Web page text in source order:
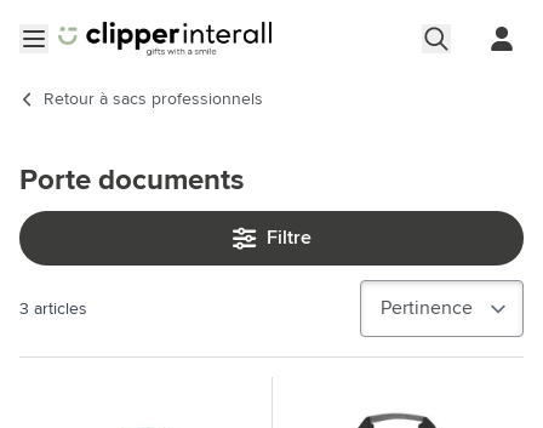
Retour à sacs professionnels
Porte documents
Filtre
3 articles